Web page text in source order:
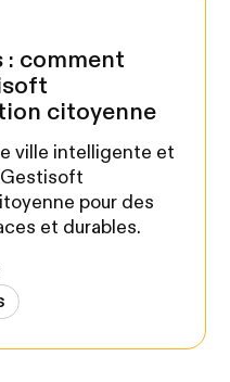
comment
citoyenne
ville intelligente et
pour des
et durables.